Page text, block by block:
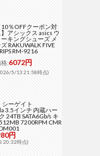
10％OFFクーポン対
アシックス asics ウ
ーキングシューズ メ
RAKUWALK FIVE
RM-9216
:6072円
5/13 21:58時点)
シーゲイト
3.5インチ 内蔵ハー
24TB SATA6Gb/s キ
7200RPM CMR
円
20:32時点)